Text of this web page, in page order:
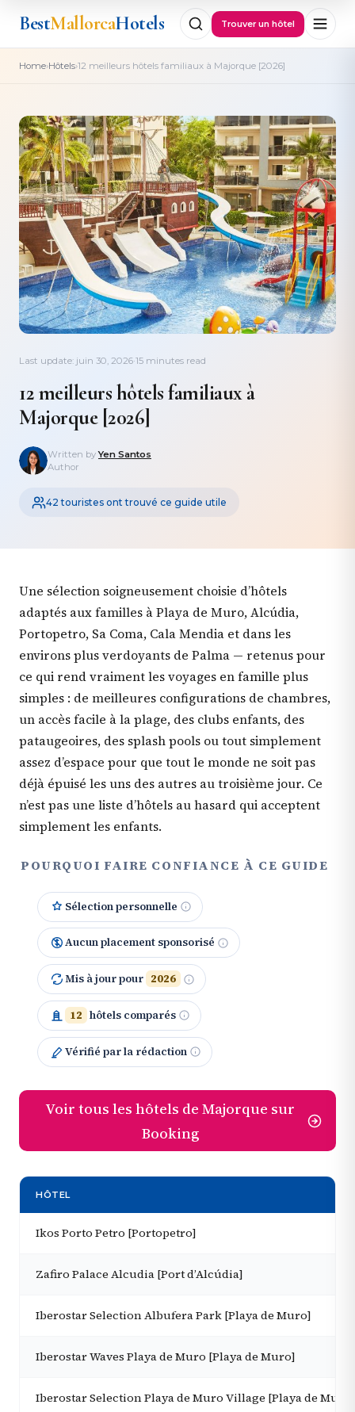
BestMallorcaHotels Trouver un hôtel
Home›Hôtels›12 meilleurs hôtels familiaux à Majorque [2026]
Last update: juin 30, 2026·15 minutes read
12 meilleurs hôtels familiaux à
Majorque [2026]
Written byYen Santos
Author
42 touristes ont trouvé ce guide utile
Une sélection soigneusement choisie d’hôtels
adaptés aux familles à Playa de Muro, Alcúdia,
Portopetro, Sa Coma, Cala Mendia et dans les
environs plus verdoyants de Palma — retenus pour
ce qui rend vraiment les voyages en famille plus
simples : de meilleures configurations de chambres,
un accès facile à la plage, des clubs enfants, des
pataugeoires, des splash pools ou tout simplement
assez d’espace pour que tout le monde ne soit pas
déjà épuisé les uns des autres au troisième jour. Ce
n’est pas une liste d’hôtels au hasard qui acceptent
simplement les enfants.
POURQUOI FAIRE CONFIANCE À CE GUIDE
Sélection personnelle
Aucun placement sponsorisé
Mis à jour pour 2026
12 hôtels comparés
Vérifié par la rédaction
Voir tous les hôtels de Majorque sur
Booking
HÔTEL
Ikos Porto Petro [Portopetro]
Zafiro Palace Alcudia [Port d’Alcúdia]
Iberostar Selection Albufera Park [Playa de Muro]
Iberostar Waves Playa de Muro [Playa de Muro]
Iberostar Selection Playa de Muro Village [Playa de Muro]